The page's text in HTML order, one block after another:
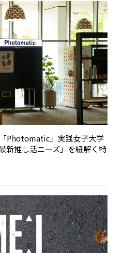
Photomatic」実践女子大学
新推し活ニーズ」を紐解く特